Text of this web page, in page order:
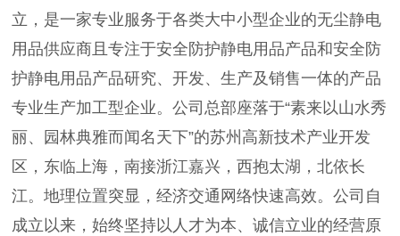
立，是一家专业服务于各类大中小型企业的无尘静电
用品供应商且专注于安全防护静电用品产品和安全防
护静电用品产品研究、开发、生产及销售一体的产品
专业生产加工型企业。公司总部座落于“素来以山水秀
丽、园林典雅而闻名天下”的苏州高新技术产业开发
区，东临上海，南接浙江嘉兴，西抱太湖，北依长
江。地理位置突显，经济交通网络快速高效。公司自
成立以来，始终坚持以人才为本、诚信立业的经营原